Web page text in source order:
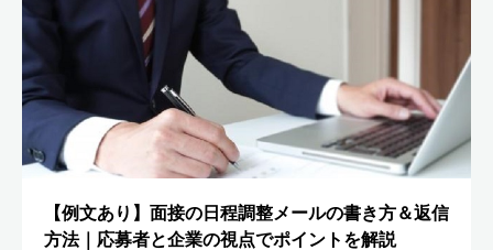
【例文あり】面接の日程調整メールの書き方＆返信
方法｜応募者と企業の視点でポイントを解説